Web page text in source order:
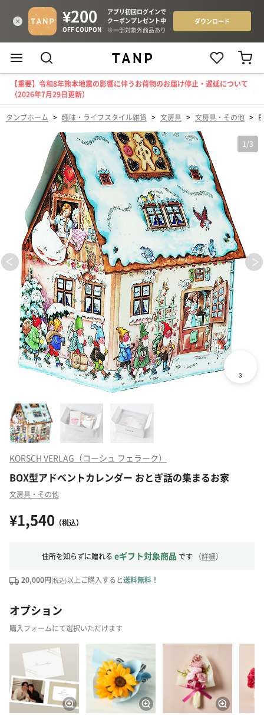
【重要】令和8年熊本地震の影響に伴うお荷物のお届け停止・遅延について
（2026年7月29日更新）
タンプホーム > 趣味・ライフスタイル雑貨 > 文房具 > 文房具・その他 >
1 /3
KORSCH VERLAG（コーシュ フェラーク）
BOX型アドベントカレンダー おとぎ話の集まるお家
文房具・その他
¥1,540 （税込）
住所を知らずに贈れる eギフト対象商品 です （詳細）
20,000円(税込)以上ご購入すると送料無料！
オプション
購入フォームにて選択いただけます